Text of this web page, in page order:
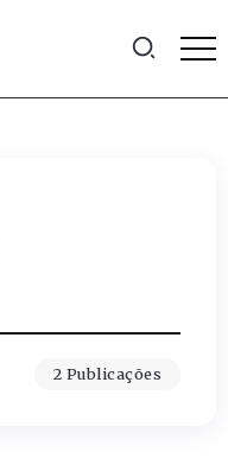
2 Publicações